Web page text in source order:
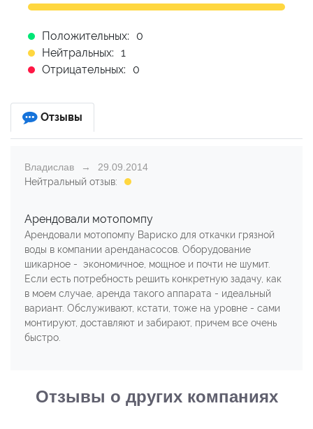
Положительных:
0
Нейтральных: 1
Отрицательных:
0
Отзывы
Владислав
29.09.2014
Нейтральный отзыв:
Арендовали мотопомпу
Арендовали мотопомпу Вариско для откачки грязной
воды в компании аренданасосов. Оборудование
шикарное - экономичное, мощное и почти не шумит.
Если есть потребность решить конкретную задачу, как
в моем случае, аренда такого аппарата - идеальный
вариант. Обслуживают, кстати, тоже на уровне - сами
монтируют, доставляют и забирают, причем все очень
быстро.
Отзывы о других компаниях